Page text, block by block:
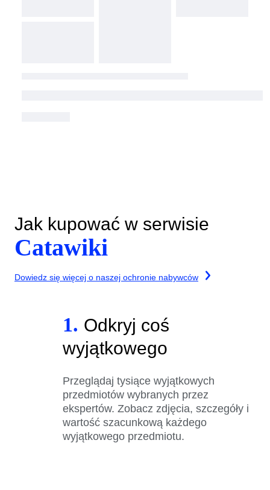
Jak kupować w serwisie
Catawiki
Dowiedz się więcej o naszej ochronie nabywców
1. Odkryj coś
wyjątkowego
Przeglądaj tysiące wyjątkowych
przedmiotów wybranych przez
ekspertów. Zobacz zdjęcia, szczegóły i
wartość szacunkową każdego
wyjątkowego przedmiotu.